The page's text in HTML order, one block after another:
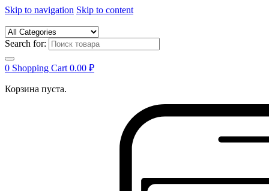
Skip to navigation Skip to content
Search for:
0 Shopping Cart 0.00 ₽
Корзина пуста.